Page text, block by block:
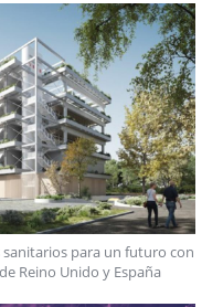
para un futuro con
Reino Unido y España